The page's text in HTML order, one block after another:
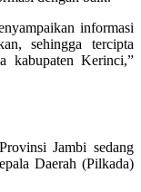
informasi
sehingga tercipta
kabupaten Kerinci,”
Jambi sedang
Daerah (Pilkada)